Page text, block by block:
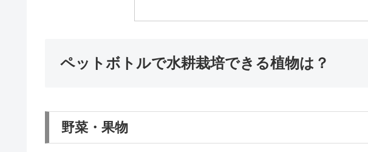
ペットボトルで水耕栽培できる植物は？
野菜・果物